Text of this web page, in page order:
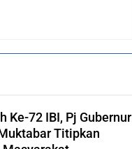
Ke-72 IBI, Pj Gubernur
Titipkan